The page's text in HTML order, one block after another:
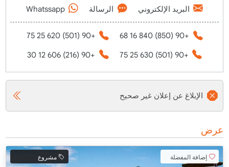
البريد الإلكتروني الرسالة Whatssapp
+90 (850) 840 16 68
+90 (501) 620 25 75
+90 (501) 630 25 75
+90 (216) 606 12 30
الإبلاغ عن إعلان غير صحيح
عرض
إضافة المفضلة مشروع